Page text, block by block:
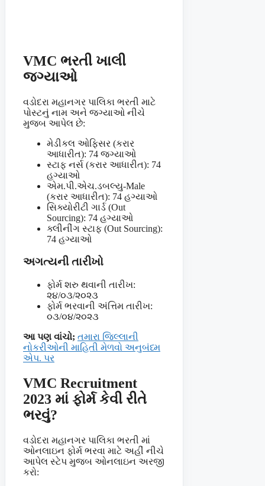
VMC ભરતી ખાલી
જગ્યાઓ
વડોદરા મહાનગર પાલિકા ભરતી માટે
પોસ્ટનું નામ અને જગ્યાઓ નીચે
મુજબ આપેલ છે:
મેડીકલ ઓફિસર (કરાર
આધારીત): 74 જગ્યાઓ
સ્ટાફ નર્સ (કરાર આધારીત): 74
હગ્યાઓ
એમ.પી.એચ.ડબલ્યુ-Male
(કરાર આધારીત): 74 હગ્યાઓ
સિક્યોરીટી ગાર્ડ (Out
Sourcing): 74 હગ્યાઓ
ક્લીનીંગ સ્ટાફ (Out Sourcing):
74 હગ્યાઓ
અગત્યની તારીખો
ફોર્મ શરુ થવાની તારીખ:
૨૪/૦૩/૨૦૨૩
ફોર્મ ભરવાની અંત્તિમ તારીખ:
૦૩/૦૪/૨૦૨૩
આ પણ વાંચો; તમારા જિલ્લાની
નોકરીઓની માહિતી મેળવો અનુબંધ્મ
એપ. પર
VMC Recruitment
2023 માં ફોર્મ કેવી રીતે
ભરવું?
વડોદરા મહાનગર પાલિકા ભરતી માં
ઓનલાઇન ફોર્મ ભરવા માટે અહીં નીચે
આપેલ સ્ટેપ મુજબ ઓનલાઇન અરજી
કરો: